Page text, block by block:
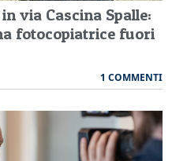
via Cascina Spalle:
fotocopiatrice fuori
1 COMMENTI